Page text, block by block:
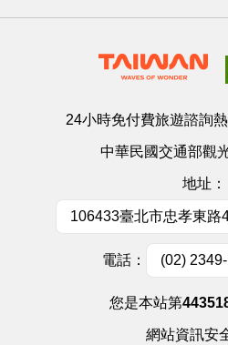
24小時免付費旅遊諮詢熱
中華民國交通部觀
地址：
106433臺北市忠孝東路
電話： (02)
您是本站第
網站資訊安